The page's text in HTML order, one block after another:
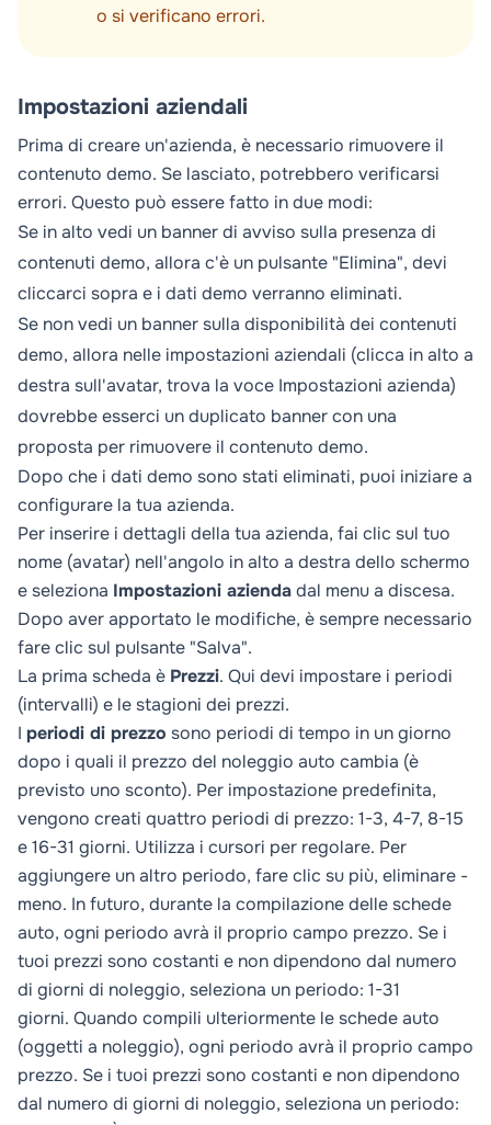
o si verificano errori.
Impostazioni aziendali
Prima di creare un'azienda, è necessario rimuovere il
contenuto demo. Se lasciato, potrebbero verificarsi
errori. Questo può essere fatto in due modi:
Se in alto vedi un banner di avviso sulla presenza di
contenuti demo, allora c'è un pulsante "Elimina", devi
cliccarci sopra e i dati demo verranno eliminati.
Se non vedi un banner sulla disponibilità dei contenuti
demo, allora nelle impostazioni aziendali (clicca in alto a
destra sull'avatar, trova la voce Impostazioni azienda)
dovrebbe esserci un duplicato banner con una
proposta per rimuovere il contenuto demo.
Dopo che i dati demo sono stati eliminati, puoi iniziare a
configurare la tua azienda.
Per inserire i dettagli della tua azienda, fai clic sul tuo
nome (avatar) nell'angolo in alto a destra dello schermo
e seleziona Impostazioni aziendadal menu a discesa.
Dopo aver apportato le modifiche, è sempre necessario
fare clic sul pulsante "Salva".
La prima scheda è Prezzi. Qui devi impostare i periodi
(intervalli) e le stagioni dei prezzi.
I periodi di prezzo sono periodi di tempo in un giorno
dopo i quali il prezzo del noleggio auto cambia (è
previsto uno sconto). Per impostazione predefinita,
vengono creati quattro periodi di prezzo: 1-3, 4-7, 8-15
e 16-31 giorni. Utilizza i cursori per regolare. Per
aggiungere un altro periodo, fare clic su più, eliminare -
meno. In futuro, durante la compilazione delle schede
auto, ogni periodo avrà il proprio campo prezzo. Se i
tuoi prezzi sono costanti e non dipendono dal numero
di giorni di noleggio, seleziona un periodo: 1-31
giorni. Quando compili ulteriormente le schede auto
(oggetti a noleggio), ogni periodo avrà il proprio campo
prezzo. Se i tuoi prezzi sono costanti e non dipendono
dal numero di giorni di noleggio, seleziona un periodo: